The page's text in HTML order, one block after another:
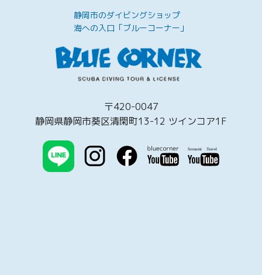
静岡市のダイビングショップ
海への入口「ブルーコーナー」
〒420-0047
静岡県静岡市葵区清閑町13-12 ツインコア1F